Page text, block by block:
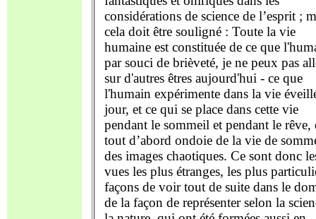
considérations de science de l’esprit ;
cela doit être souligné : Toute la vie
humaine est constituée de ce que
par souci de brièveté, je ne peux pas
sur d'autres êtres aujourd'hui - ce que
l'humain expérimente dans la vie
jour, et ce qui se place dans cette vie
pendant le sommeil et pendant le rêve,
tout d’abord ondoie de la vie de
des images chaotiques. Ce sont donc
vues les plus étranges, les plus
façons de voir tout de suite dans le
de la façon de représenter selon la